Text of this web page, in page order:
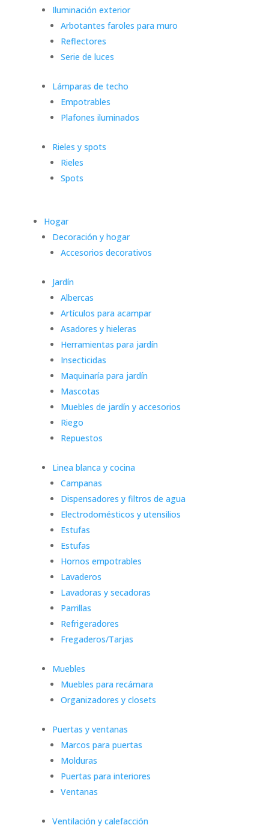
Iluminación exterior
Arbotantes faroles para muro
Reflectores
Serie de luces
Lámparas de techo
Empotrables
Plafones iluminados
Rieles y spots
Rieles
Spots
Hogar
Decoración y hogar
Accesorios decorativos
Jardín
Albercas
Artículos para acampar
Asadores y hieleras
Herramientas para jardín
Insecticidas
Maquinaría para jardín
Mascotas
Muebles de jardín y accesorios
Riego
Repuestos
Linea blanca y cocina
Campanas
Dispensadores y filtros de agua
Electrodomésticos y utensilios
Estufas
Estufas
Hornos empotrables
Lavaderos
Lavadoras y secadoras
Parrillas
Refrigeradores
Fregaderos/Tarjas
Muebles
Muebles para recámara
Organizadores y closets
Puertas y ventanas
Marcos para puertas
Molduras
Puertas para interiores
Ventanas
Ventilación y calefacción